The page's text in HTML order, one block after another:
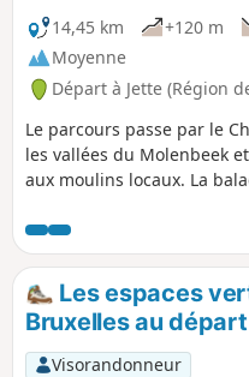
14,45 km
+120 m
Moyenne
Départ à Jette (Région
Le parcours passe par le
les vallées du Molenbeek
aux moulins locaux. La
et du Poelbos, riches en
brabançons. Le discret
écosystème naturel. Le
rappellent l’ancienne
loin apparaît l’Atomium,
58, avant le passage par le
Les espaces
Bruxelles au
Visorandonneur